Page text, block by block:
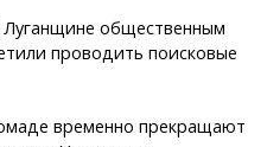
общественным
проводить поисковые
временно прекращают